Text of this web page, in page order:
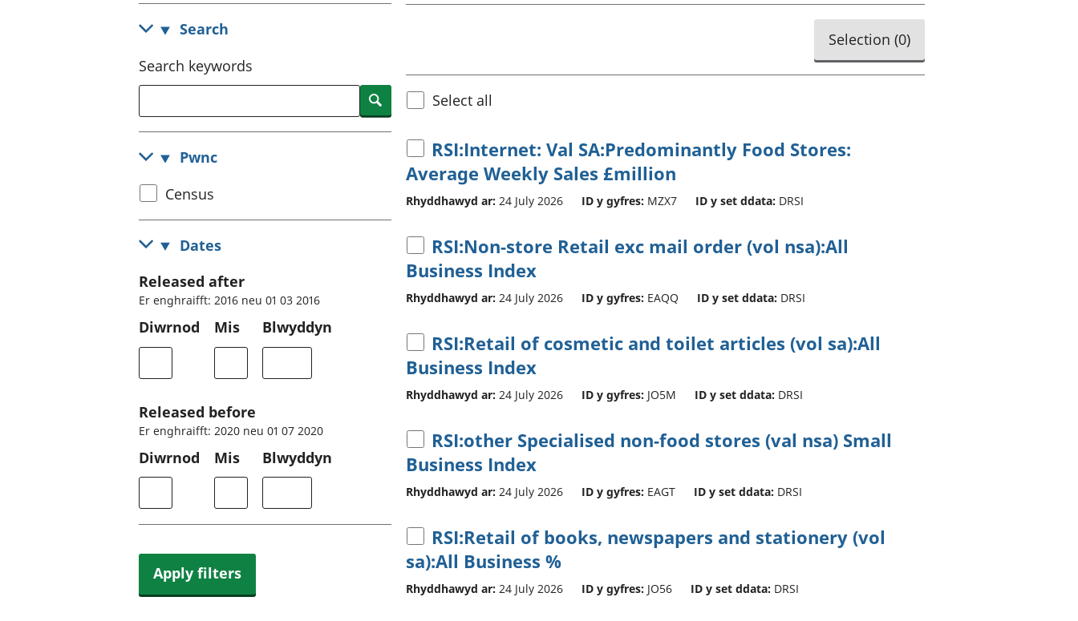
chwyddiant a
ymddiriedolaethau
Cyfrifon gwladol
Cyfrifon rhanbarthol
Cyllid personol a chyllid
Search
Search keywords
Search
Pwnc
Select
census
topic
Census
Dates
Released after
Er enghraifft: 2016 neu 01 03 2016
Diwrnod Mis Blwyddyn
Released before
Er enghraifft: 2020 neu 01 07 2020
Diwrnod Mis Blwyddyn
Apply filters
Selection (0)
Select all
RSI:Internet: Val SA:Predominantly Food Stores:
Average Weekly Sales £million
Rhyddhawyd ar: 24 July 2026 ID y gyfres: MZX7 ID y set ddata: DRSI
RSI:Non-store Retail exc mail order (vol nsa):All
Business Index
Rhyddhawyd ar: 24 July 2026 ID y gyfres: EAQQ ID y set ddata: DRSI
RSI:Retail of cosmetic and toilet articles (vol sa):All
Business Index
Rhyddhawyd ar: 24 July 2026 ID y gyfres: JO5M ID y set ddata: DRSI
RSI:other Specialised non-food stores (val nsa) Small
Business Index
Rhyddhawyd ar: 24 July 2026 ID y gyfres: EAGT ID y set ddata: DRSI
RSI:Retail of books, newspapers and stationery (vol
sa):All Business %
Rhyddhawyd ar: 24 July 2026 ID y gyfres: JO56 ID y set ddata: DRSI